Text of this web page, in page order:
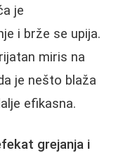
je
i brže se upija.
miris na
je nešto blaža
efikasna.
grejanja i